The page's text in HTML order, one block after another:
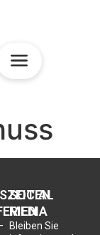
SOCIAL
MEDIA
Bleiben Sie